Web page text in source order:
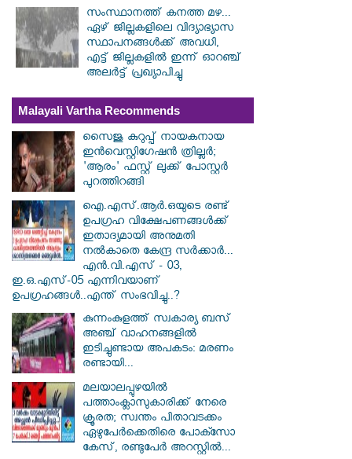
സംസ്ഥാനത്ത് കനത്ത മഴ...
ഏഴ് ജില്ലകളിലെ വിദ്യാഭ്യാസ
സ്ഥാപനങ്ങൾക്ക് അവധി,
എട്ട് ജില്ലകളിൽ ഇന്ന് ഓറഞ്ച്
അലർട്ട് പ്രഖ്യാപിച്ചു
Malayali Vartha Recommends
സൈജു കുറുപ്പ് നായകനായ
ഇൻവെസ്റ്റിഗേഷൻ ത്രില്ലർ;
'ആരം' ഫസ്റ്റ് ലുക്ക് പോസ്റ്റർ
പുറത്തിറങ്ങി
ഐ.എസ്.ആർ.ഒയുടെ രണ്ട്
ഉപഗ്രഹ വിക്ഷേപണങ്ങൾക്ക്
ഇതാദ്യമായി അനുമതി
നൽകാതെ കേന്ദ്ര സർക്കാർ...
എൻ.വി.എസ് - 03,
ഇ.ഒ.എസ്-05 എന്നിവയാണ്
ഉപഗ്രഹങ്ങൾ..എന്ത് സംഭവിച്ചു..?
കുന്നംകുളത്ത് സ്വകാര്യ ബസ്
അഞ്ച് വാഹനങ്ങളിൽ
ഇടിച്ചുണ്ടായ അപകടം: മരണം
രണ്ടായി...
മലയാലപ്പുഴയിൽ
പത്താംക്ലാസുകാരിക്ക് നേരെ
ക്രൂരത; സ്വന്തം പിതാവടക്കം
ഏഴുപേർക്കെതിരെ പോക്സോ
കേസ്, രണ്ടുപേർ അറസ്റ്റിൽ...